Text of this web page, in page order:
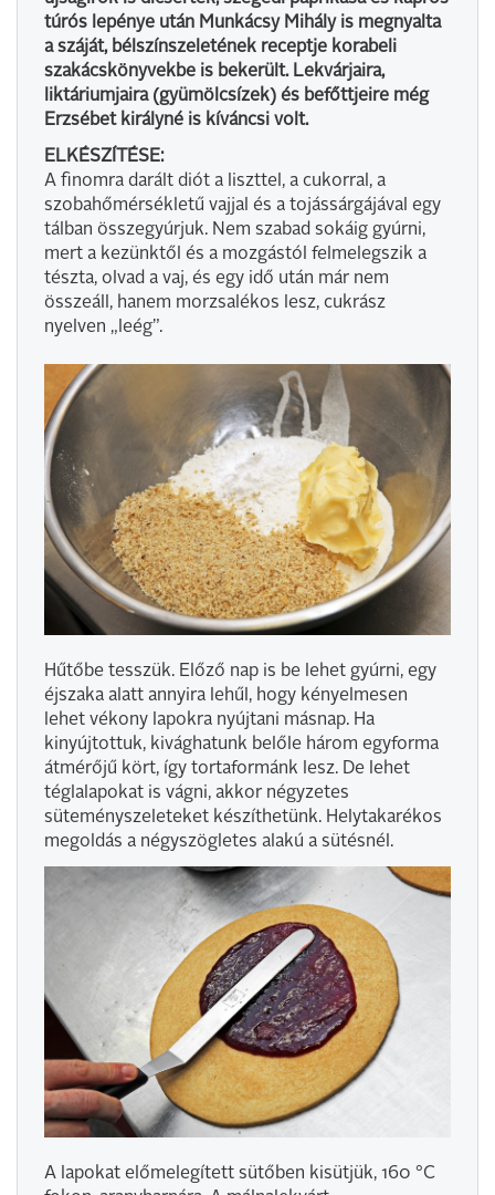
túrós lepénye után Munkácsy Mihály is megnyalta
a száját, bélszínszeletének receptje korabeli
szakácskönyvekbe is bekerült. Lekvárjaira,
liktáriumjaira (gyümölcsízek) és befőttjeire még
Erzsébet királyné is kíváncsi volt.
ELKÉSZÍTÉSE:
A finomra darált diót a liszttel, a cukorral, a
szobahőmérsékletű vajjal és a tojássárgájával egy
tálban összegyúrjuk. Nem szabad sokáig gyúrni,
mert a kezünktől és a mozgástól felmelegszik a
tészta, olvad a vaj, és egy idő után már nem
összeáll, hanem morzsalékos lesz, cukrász
nyelven „leég”.
Hűtőbe tesszük. Előző nap is be lehet gyúrni, egy
éjszaka alatt annyira lehűl, hogy kényelmesen
lehet vékony lapokra nyújtani másnap. Ha
kinyújtottuk, kivághatunk belőle három egyforma
átmérőjű kört, így tortaformánk lesz. De lehet
téglalapokat is vágni, akkor négyzetes
süteményszeleteket készíthetünk. Helytakarékos
megoldás a négyszögletes alakú a sütésnél.
A lapokat előmelegített sütőben kisütjük, 160 °C